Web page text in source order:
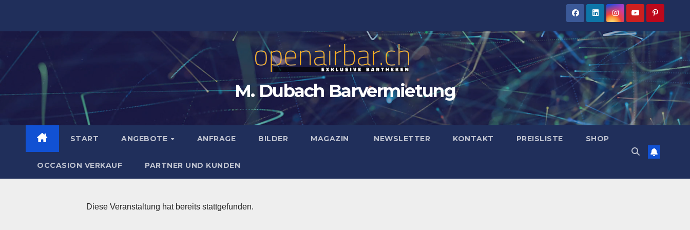
M. Dubach Barvermietung
START ANGEBOTE ANFRAGE BILDER MAGAZIN NEWSLETTER KONTAKT PREISLISTE SHOP
OCCASION VERKAUF PARTNER UND KUNDEN
Diese Veranstaltung hat bereits stattgefunden.